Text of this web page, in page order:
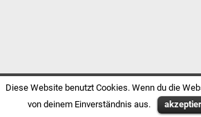
Diese Website benutzt Cookies. Wenn du die
von deinem Einverständnis aus.